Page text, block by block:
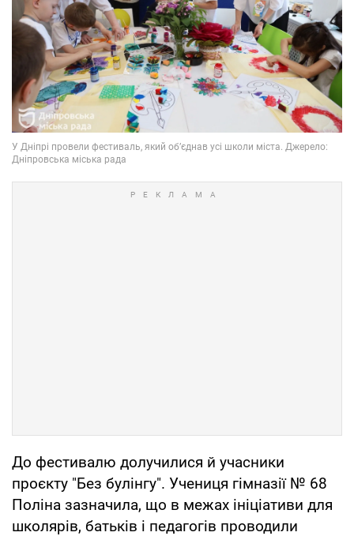
До фестивалю долучилися й учасники
проєкту "Без булінгу". Учениця гімназії № 68
Поліна зазначила, що в межах ініціативи для
школярів, батьків і педагогів проводили